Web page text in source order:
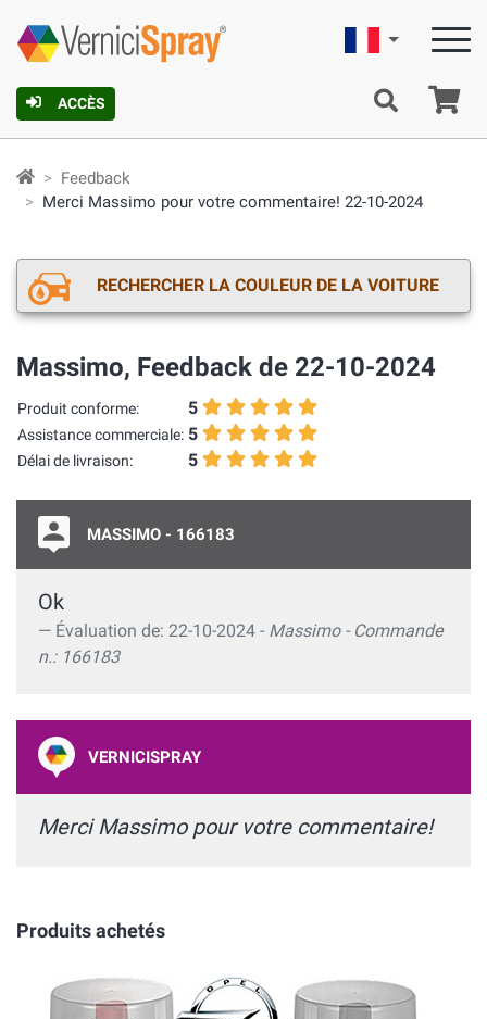
ACCÈS
Française
Feedback
Merci Massimo pour votre commentaire! 22-10-2024
RECHERCHER LA COULEUR DE LA VOITURE
Massimo, Feedback de 22-10-2024
Produit conforme:
Assistance commerciale:
Délai de livraison:
5
5
5
MASSIMO - 166183
Ok
Évaluation de: 22-10-2024 - Massimo - Commande
n.: 166183
VERNICISPRAY
Merci Massimo pour votre commentaire!
Produits achetés